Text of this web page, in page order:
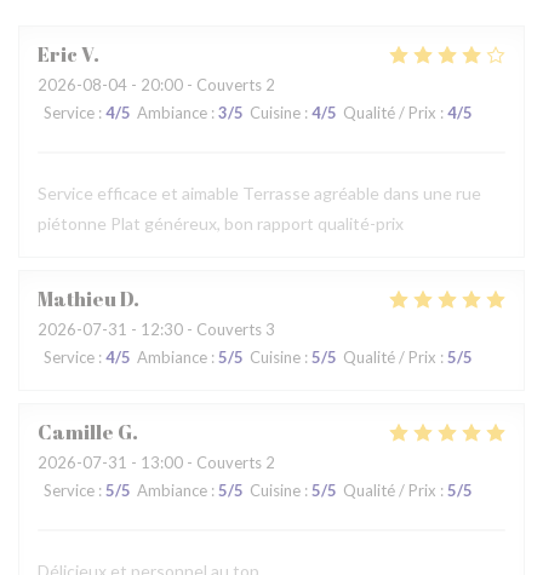
EricV
2026-08-04 - 20:00 - Couverts 2
Service : 4/5 Ambiance : 3/5 Cuisine : 4/5 Qualité / Prix : 4/5
Service efficace et aimable Terrasse agréable dans une rue
piétonne Plat généreux, bon rapport qualité-prix
MathieuD
2026-07-31 - 12:30 - Couverts 3
Service : 4/5 Ambiance : 5/5 Cuisine : 5/5 Qualité / Prix : 5/5
Camille G
2026-07-31 - 13:00 - Couverts 2
Service : 5/5 Ambiance : 5/5 Cuisine : 5/5 Qualité / Prix : 5/5
Délicieux et personnel au top